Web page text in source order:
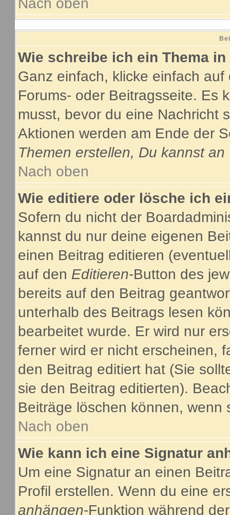
Nach oben
Wie schreibe ich ein Thema
Ganz einfach, klicke einfach
Forums- oder Beitragsseite. Es
musst, bevor du eine Nachricht
Aktionen werden am Ende der
Themen erstellen, Du kannst
Nach oben
Wie editiere oder lösche ich
Sofern du nicht der
kannst du nur deine eigenen
einen Beitrag editieren
auf den Editieren-Button des
bereits auf den Beitrag
unterhalb des Beitrags lesen
bearbeitet wurde. Er wird nur
ferner wird er nicht erscheinen,
den Beitrag editiert hat (Sie
sie den Beitrag editierten).
Beiträge löschen können,
Nach oben
Wie kann ich eine Signatur
Um eine Signatur an einen
Profil erstellen. Wenn du eine
anhängen-Funktion während